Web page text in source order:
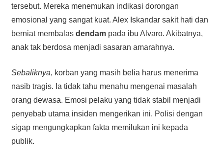
tersebut. Mereka menemukan indikasi dorongan
emosional yang sangat kuat. Alex Iskandar sakit hati dan
berniat membalas dendampada ibu Alvaro. Akibatnya,
anak tak berdosa menjadi sasaran amarahnya.
Sebaliknya, korban yang masih belia harus menerima
nasib tragis. Ia tidak tahu menahu mengenai masalah
orang dewasa. Emosi pelaku yang tidak stabil menjadi
penyebab utama insiden mengerikan ini. Polisi dengan
sigap mengungkapkan fakta memilukan ini kepada
publik.